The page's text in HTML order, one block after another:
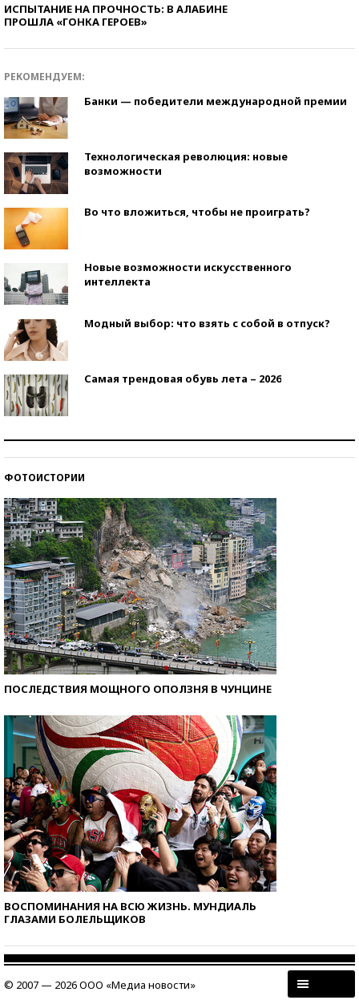
ИСПЫТАНИЕ НА ПРОЧНОСТЬ: В АЛАБИНЕ
ПРОШЛА «ГОНКА ГЕРОЕВ»
РЕКОМЕНДУЕМ:
Банки — победители международной премии
Технологическая революция: новые
возможности
Во что вложиться, чтобы не проиграть?
Новые возможности искусственного
интеллекта
Модный выбор: что взять с собой в отпуск?
Самая трендовая обувь лета – 2026
ФОТОИСТОРИИ
ПОСЛЕДСТВИЯ МОЩНОГО ОПОЛЗНЯ В ЧУНЦИНЕ
ВОСПОМИНАНИЯ НА ВСЮ ЖИЗНЬ. МУНДИАЛЬ
ГЛАЗАМИ БОЛЕЛЬЩИКОВ
© 2007 — 2026 ООО «Медиа новости»